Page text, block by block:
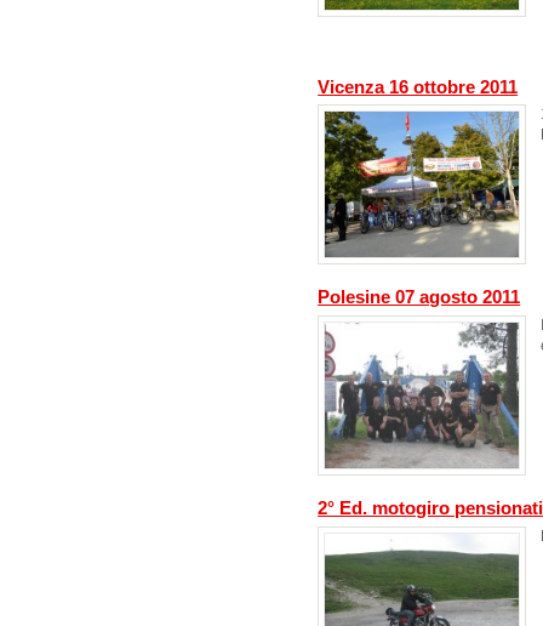
Vicenza 16 ottobre 2011
Polesine 07 agosto 2011
2° Ed. motogiro